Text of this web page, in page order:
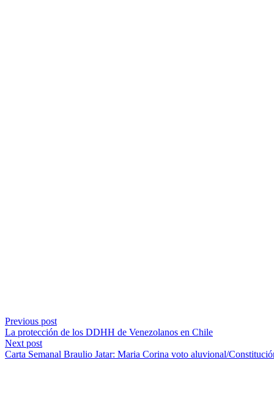
Previous post
La protección de los DDHH de Venezolanos en Chile
Next post
Carta Semanal Braulio Jatar: Maria Corina voto aluvional/